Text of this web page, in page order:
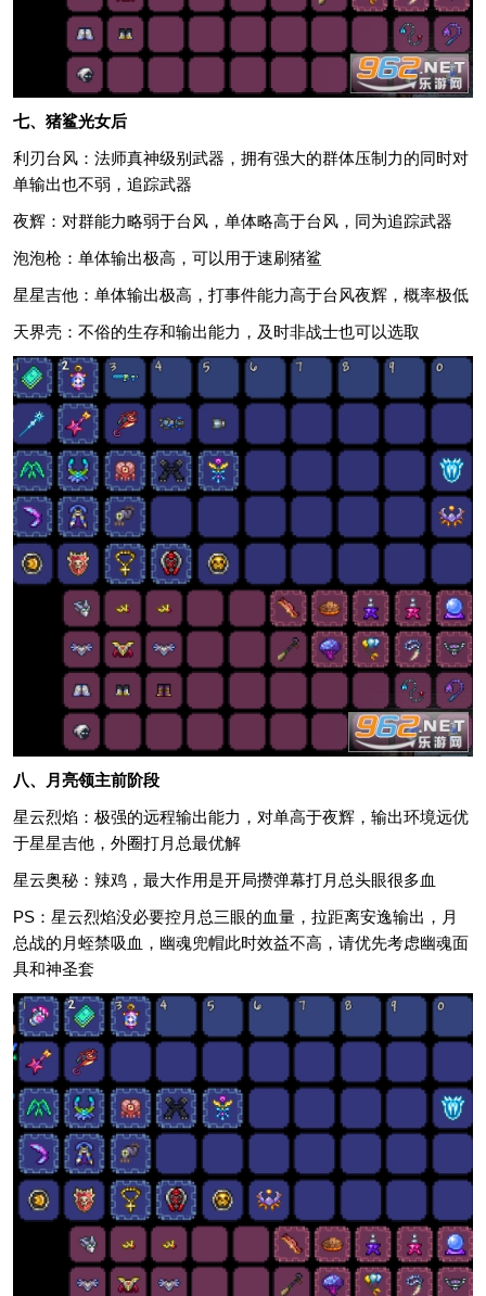
七、猪鲨光女后
利刃台风：法师真神级别武器，拥有强大的群体压制力的同时对
单输出也不弱，追踪武器
夜辉：对群能力略弱于台风，单体略高于台风，同为追踪武器
泡泡枪：单体输出极高，可以用于速刷猪鲨
星星吉他：单体输出极高，打事件能力高于台风夜辉，概率极低
天界壳：不俗的生存和输出能力，及时非战士也可以选取
八、月亮领主前阶段
星云烈焰：极强的远程输出能力，对单高于夜辉，输出环境远优
于星星吉他，外圈打月总最优解
星云奥秘：辣鸡，最大作用是开局攒弹幕打月总头眼很多血
PS：星云烈焰没必要控月总三眼的血量，拉距离安逸输出，月
总战的月蛭禁吸血，幽魂兜帽此时效益不高，请优先考虑幽魂面
具和神圣套